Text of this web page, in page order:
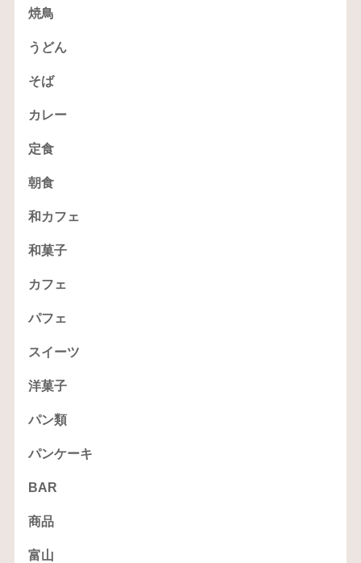
焼鳥
うどん
そば
カレー
定食
朝食
和カフェ
和菓子
カフェ
パフェ
スイーツ
洋菓子
パン類
パンケーキ
BAR
商品
富山